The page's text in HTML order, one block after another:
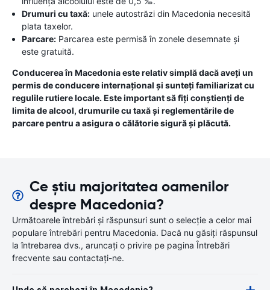
Drumuri cu taxă: unele autostrăzi din Macedonia necesită
plata taxelor.
Parcare: Parcarea este permisă în zonele desemnate și
este gratuită.
Conducerea în Macedonia este relativ simplă dacă aveți un
permis de conducere internațional și sunteți familiarizat cu
regulile rutiere locale. Este important să fiți conștienți de
limita de alcool, drumurile cu taxă și reglementările de
parcare pentru a asigura o călătorie sigură și plăcută.
Ce știu majoritatea oamenilor
despre Macedonia?
Următoarele întrebări și răspunsuri sunt o selecție a celor mai
populare întrebări pentru Macedonia. Dacă nu găsiți răspunsul
la întrebarea dvs., aruncați o privire pe pagina Întrebări
frecvente sau contactați-ne.